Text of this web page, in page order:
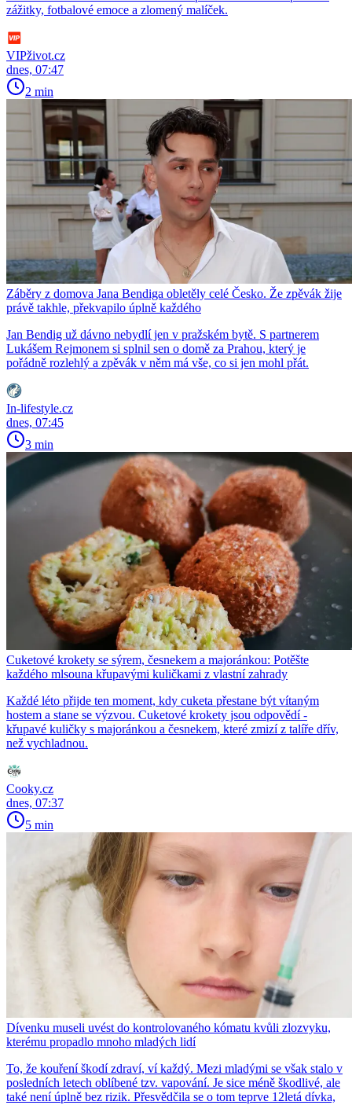
zážitky, fotbalové emoce a zlomený malíček.
VIPživot.cz
dnes, 07:47
2 min
Záběry z domova Jana Bendiga obletěly celé Česko. Že zpěvák žije
právě takhle, překvapilo úplně každého
Jan Bendig už dávno nebydlí jen v pražském bytě. S partnerem
Lukášem Rejmonem si splnil sen o domě za Prahou, který je
pořádně rozlehlý a zpěvák v něm má vše, co si jen mohl přát.
In-lifestyle.cz
dnes, 07:45
3 min
Cuketové krokety se sýrem, česnekem a majoránkou: Potěšte
každého mlsouna křupavými kuličkami z vlastní zahrady
Každé léto přijde ten moment, kdy cuketa přestane být vítaným
hostem a stane se výzvou. Cuketové krokety jsou odpovědí -
křupavé kuličky s majoránkou a česnekem, které zmizí z talíře dřív,
než vychladnou.
Cooky.cz
dnes, 07:37
5 min
Dívenku museli uvést do kontrolovaného kómatu kvůli zlozvyku,
kterému propadlo mnoho mladých lidí
To, že kouření škodí zdraví, ví každý. Mezi mladými se však stalo v
posledních letech oblíbené tzv. vapování. Je sice méně škodlivé, ale
také není úplně bez rizik. Přesvědčila se o tom teprve 12letá dívka,